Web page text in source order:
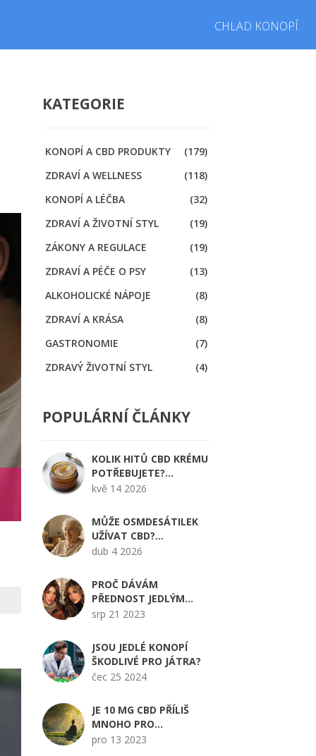
CHLAD KONOPÍ
KATEGORIE
KONOPÍ A CBD PRODUKTY
(179)
ZDRAVÍ A WELLNESS
(118)
KONOPÍ A LÉČBA
(32)
ZDRAVÍ A ŽIVOTNÍ STYL
(19)
ZÁKONY A REGULACE
(19)
ZDRAVÍ A PÉČE O PSY
(13)
ALKOHOLICKÉ NÁPOJE
(8)
ZDRAVÍ A KRÁSA
(8)
GASTRONOMIE
(7)
ZDRAVÝ ŽIVOTNÍ STYL
(4)
POPULÁRNÍ ČLÁNKY
KOLIK HITŮ CBD KRÉMU
POTŘEBUJETE?
PRŮVODCE
kvě 14 2026
MŮŽE OSMDESÁTILEK
UŽÍVAT CBD?
BEZPEČNOST,
SENIORY
dub 4 2026
PROČ DÁVÁM
PŘEDNOST JEDLÝM
VÝROBKŮM?
srp 21 2023
JSOU JEDLÉ KONOPÍ
ŠKODLIVÉ PRO JÁTRA?
čec 25 2024
JE 10 MG CBD PŘÍLIŠ
MNOHO PRO
ZAČÁTEČNÍKA?
pro 13 2023